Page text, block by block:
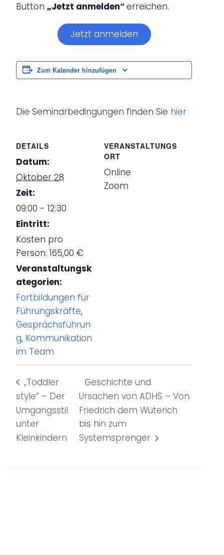
Button „Jetzt anmelden“erreichen.
Jetzt anmelden
Zum Kalender hinzufügen
Die Seminarbedingungen finden Sie hier
DETAILS
Datum:
Oktober 28
Zeit:
09:00 - 12:30
Eintritt:
Kosten pro
Person: 165,00 €
Veranstaltungsk
ategorien:
Fortbildungen für
Führungskräfte,
Gesprächsführun
g, Kommunikation
im Team
VERANSTALTUNGS
ORT
Online
Zoom
„Toddler
style“ – Der
Umgangsstil
unter
Kleinkindern
Geschichte und
Ursachen von ADHS – Von
Friedrich dem Wüterich
bis hin zum
Systemsprenger